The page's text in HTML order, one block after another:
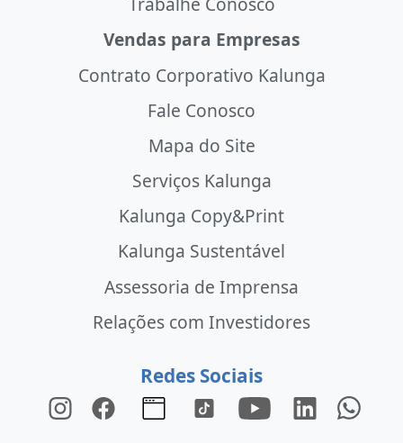
Vendas para Empresas
Contrato Corporativo Kalunga
Fale Conosco
Mapa do Site
Serviços Kalunga
Kalunga Copy&Print
Kalunga Sustentável
Assessoria de Imprensa
Relações com Investidores
Redes Sociais